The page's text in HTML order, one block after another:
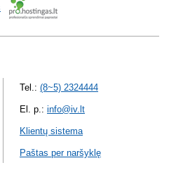
Tel.: (8~5) 2324444
El. p.: info@iv.lt
Klientų sistema
Paštas per naršyklę